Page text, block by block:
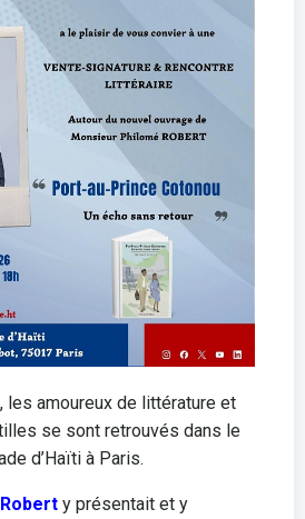
les amoureux de littérature et
se sont retrouvés dans le
d’Haïti à Paris.
y présentait et y